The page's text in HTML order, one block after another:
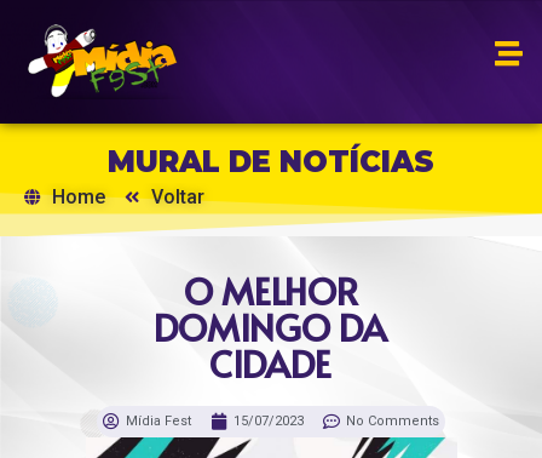
MURAL DE NOTÍCIAS
Home Voltar
O MELHOR
DOMINGO DA
CIDADE
Mídia Fest 15/07/2023 No Comments